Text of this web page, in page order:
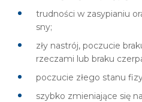
trudności w zasypianiu
sny;
zły nastrój, poczucie
rzeczami lub braku
poczucie złego stanu
szybko zmieniające się